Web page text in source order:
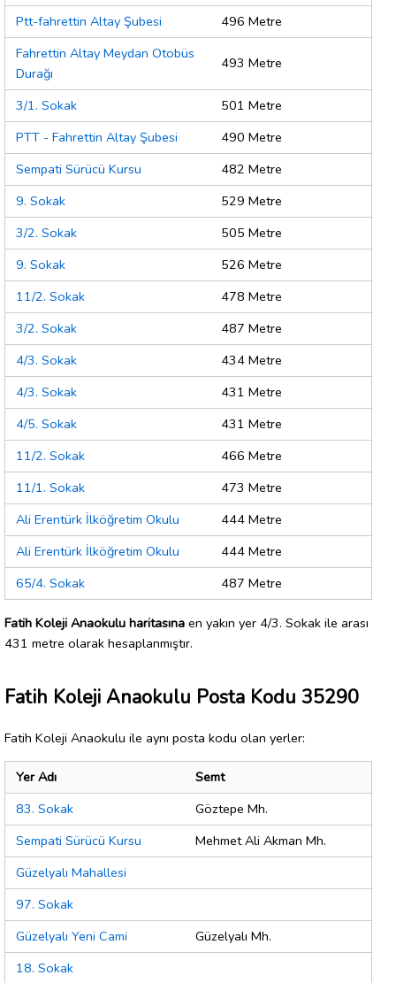
Ptt-fahrettin Altay Şubesi
496 Metre
Fahrettin Altay Meydan Otobüs
Durağı
493 Metre
3/1. Sokak
501 Metre
PTT - Fahrettin Altay Şubesi
490 Metre
Sempati Sürücü Kursu
482 Metre
9. Sokak
529 Metre
3/2. Sokak
505 Metre
9. Sokak
526 Metre
11/2. Sokak
478 Metre
3/2. Sokak
487 Metre
4/3. Sokak
434 Metre
4/3. Sokak
431 Metre
4/5. Sokak
431 Metre
11/2. Sokak
466 Metre
11/1. Sokak
473 Metre
Ali Erentürk İlköğretim Okulu
444 Metre
Ali Erentürk İlköğretim Okulu
444 Metre
65/4. Sokak
487 Metre
Fatih Koleji Anaokulu haritasına en yakın yer 4/3. Sokak ile arası
431 metre olarak hesaplanmıştır.
Fatih Koleji Anaokulu Posta Kodu 35290
Fatih Koleji Anaokulu ile aynı posta kodu olan yerler:
Yer Adı
Semt
83. Sokak
Göztepe Mh.
Sempati Sürücü Kursu
Mehmet Ali Akman Mh.
Güzelyalı Mahallesi
97. Sokak
Güzelyalı Yeni Cami
Güzelyalı Mh.
18. Sokak